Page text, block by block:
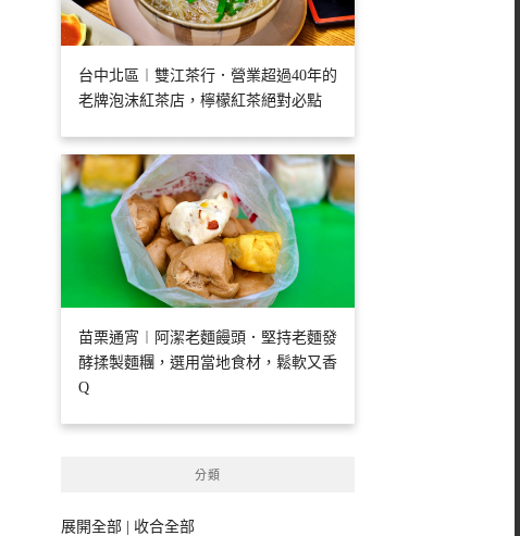
台中北區︱雙江茶行．營業超過40年的
老牌泡沫紅茶店，檸檬紅茶絕對必點
苗栗通宵︱阿潔老麵饅頭．堅持老麵發
酵揉製麵糰，選用當地食材，鬆軟又香
Q
分類
展開全部
收合全部